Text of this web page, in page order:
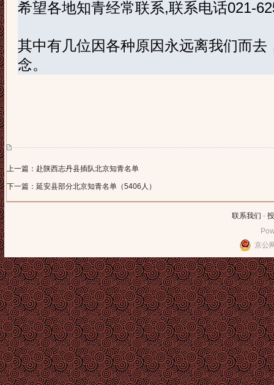
希望各地知青经常联系,联系电话021-
其中有几位因各种原因永远离我们而去
念。
上一篇：赴陕西志丹县插队北京知青名单
下一篇：延安县部分北京知青名单（5406人）
联系我们 -
京公